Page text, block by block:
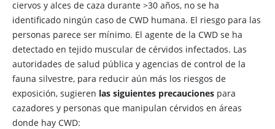
ciervos y alces de caza durante >30 años, no se ha
identificado ningún caso de CWD humana. El riesgo para las
personas parece ser mínimo. El agente de la CWD se ha
detectado en tejido muscular de cérvidos infectados. Las
autoridades de salud pública y agencias de control de la
fauna silvestre, para reducir aún más los riesgos de
exposición, sugieren las siguientes precauciones para
cazadores y personas que manipulan cérvidos en áreas
donde hay CWD: